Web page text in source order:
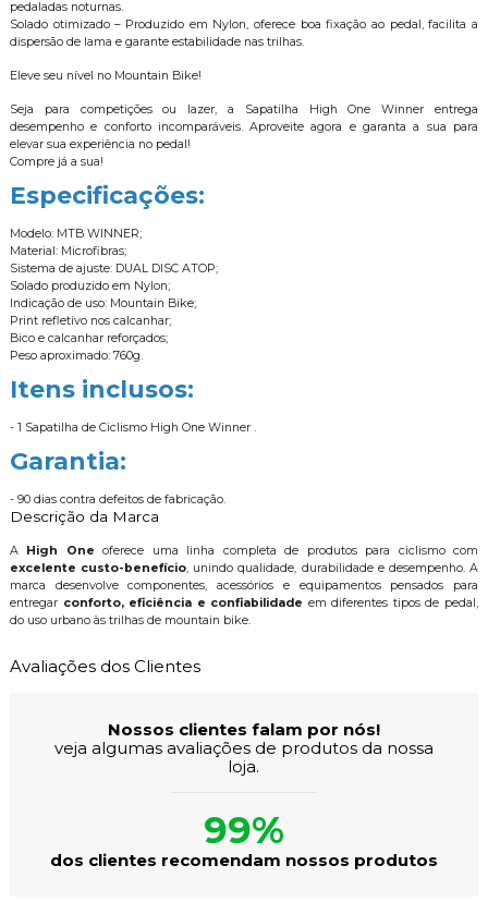
pedaladas noturnas.
Solado otimizado – Produzido em Nylon, oferece boa fixação ao pedal, facilita a
dispersão de lama e garante estabilidade nas trilhas.
Eleve seu nível no Mountain Bike!
Seja para competições ou lazer, a Sapatilha High One Winner entrega
desempenho e conforto incomparáveis. Aproveite agora e garanta a sua para
elevar sua experiência no pedal!
Compre já a sua!
Especificações:
Modelo: MTB WINNER;
Material: Microfibras;
Sistema de ajuste: DUAL DISC ATOP;
Solado produzido em Nylon;
Indicação de uso: Mountain Bike;
Print refletivo nos calcanhar;
Bico e calcanhar reforçados;
Peso aproximado: 760g.
Itens inclusos:
- 1 Sapatilha de Ciclismo High One Winner .
Garantia:
- 90 dias contra defeitos de fabricação.
Descrição da Marca
A High One oferece uma linha completa de produtos para ciclismo com
excelente custo-benefício, unindo qualidade, durabilidade e desempenho. A
marca desenvolve componentes, acessórios e equipamentos pensados para
entregar conforto, eficiência e confiabilidade em diferentes tipos de pedal,
do uso urbano às trilhas de mountain bike.
Avaliações dos Clientes
Nossos clientes falam por nós!
veja algumas avaliações de produtos da nossa
loja.
99%
dos clientes recomendam nossos produtos